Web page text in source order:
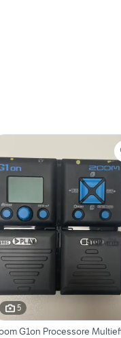
5
G1on Processore